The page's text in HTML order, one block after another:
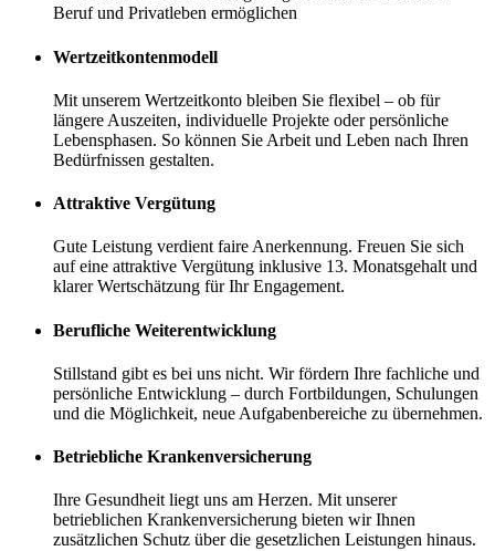
Beruf und Privat­leben ermöglichen
Wertzeit­kontenmodell
Mit unserem Wertzeit­konto bleiben Sie flexibel – ob für
längere Aus­zeiten, individuelle Projekte oder persönliche
Lebens­phasen. So können Sie Arbeit und Leben nach Ihren
Bedürfnissen gestalten.
Attraktive Vergütung
Gute Leistung verdient faire Anerkennung. Freuen Sie sich
auf eine attraktive Vergütung inklusive 13. Monats­gehalt und
klarer Wert­schätzung für Ihr Engagement.
Berufliche Weiter­entwicklung
Stillstand gibt es bei uns nicht. Wir fördern Ihre fachliche und
persönliche Entwicklung – durch Fort­bildungen, Schulungen
und die Möglichkeit, neue Aufgaben­bereiche zu übernehmen.
Betriebliche Kranken­versicherung
Ihre Gesundheit liegt uns am Herzen. Mit unserer
betrieblichen Kranken­versicherung bieten wir Ihnen
zusätzlichen Schutz über die gesetzlichen Leistungen hinaus.